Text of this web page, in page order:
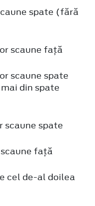
spate (fără
scaune față
scaune spate
din spate
scaune spate
față
cel de-al doilea